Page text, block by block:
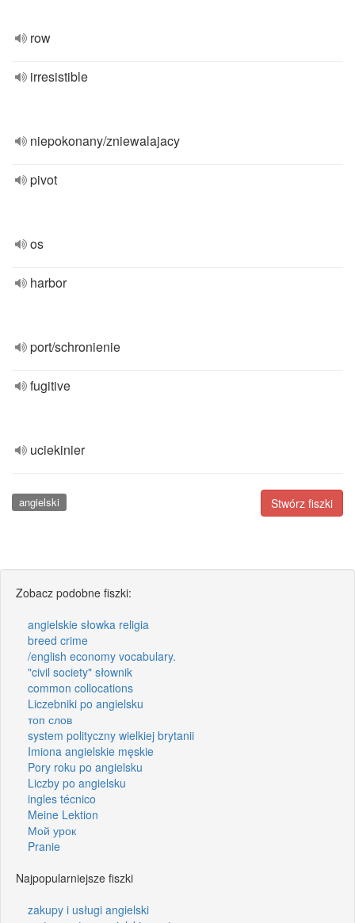
row
irresistible
niepokonany/zniewalajacy
pivot
os
harbor
port/schronienie
fugitive
uciekinier
Stwórz fiszki
angielski
Zobacz podobne fiszki:
angielskie słowka religia
breed crime
/english economy vocabulary.
"civil society" słownik
common collocations
Liczebniki po angielsku
топ слов
system polityczny wielkiej brytanii
Imiona angielskie męskie
Pory roku po angielsku
Liczby po angielsku
ingles técnico
Meine Lektion
Мой урок
Pranie
Najpopularniejsze fiszki
zakupy i usługi angielski